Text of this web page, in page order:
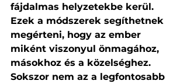
fájdalmas helyzetekbe kerül.
Ezek a módszerek segíthetnek
megérteni, hogy az ember
miként viszonyul önmagához,
másokhoz és a közelséghez.
Sokszor nem az a legfontosabb